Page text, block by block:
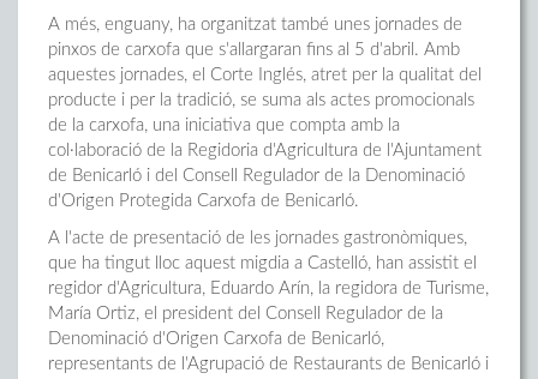
A més, enguany, ha organitzat també unes jornades de
pinxos de carxofa que s'allargaran fins al 5 d'abril. Amb
aquestes jornades, el Corte Inglés, atret per la qualitat del
producte i per la tradició, se suma als actes promocionals
de la carxofa, una iniciativa que compta amb la
col·laboració de la Regidoria d'Agricultura de l'Ajuntament
de Benicarló i del Consell Regulador de la Denominació
d'Origen Protegida Carxofa de Benicarló.
A l'acte de presentació de les jornades gastronòmiques,
que ha tingut lloc aquest migdia a Castelló, han assistit el
regidor d'Agricultura, Eduardo Arín, la regidora de Turisme,
María Ortiz, el president del Consell Regulador de la
Denominació d'Origen Carxofa de Benicarló,
representants de l'Agrupació de Restaurants de Benicarló i